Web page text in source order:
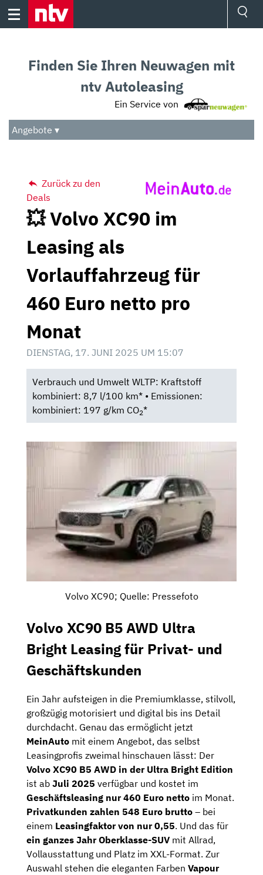
Skip
Audio
Das Beste
Finden Sie Ihren Neuwagen mit
ntv Autoleasing
Ein Service von
Angebote ▾
Zurück zu den
Deals
💥 Volvo XC90 im
Leasing als
Vorlauffahrzeug für
460 Euro netto pro
Monat
DIENSTAG, 17. JUNI 2025 UM 15:07
Verbrauch und Umwelt WLTP: Kraftstoff
kombiniert: 8,7 l/100 km* • Emissionen:
kombiniert: 197 g/km CO2*
Volvo XC90; Quelle: Pressefoto
Volvo XC90 B5 AWD Ultra
Bright Leasing für Privat- und
Geschäftskunden
Ein Jahr aufsteigen in die Premiumklasse, stilvoll,
großzügig motorisiert und digital bis ins Detail
durchdacht. Genau das ermöglicht jetzt
MeinAuto mit einem Angebot, das selbst
Leasingprofis zweimal hinschauen lässt: Der
Volvo XC90 B5 AWD in der Ultra Bright Edition
ist ab Juli 2025 verfügbar und kostet im
Geschäftsleasing nur 460 Euro netto im Monat.
Privatkunden zahlen 548 Euro brutto – bei
einem Leasingfaktor von nur 0,55. Und das für
ein ganzes Jahr Oberklasse-SUV mit Allrad,
Vollausstattung und Platz im XXL-Format. Zur
Auswahl stehen die eleganten Farben Vapour